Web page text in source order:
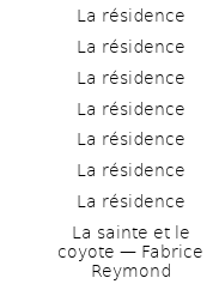
La résidence
La résidence
La résidence
La résidence
La résidence
La résidence
La résidence
La sainte et le
coyote — Fabrice
Reymond